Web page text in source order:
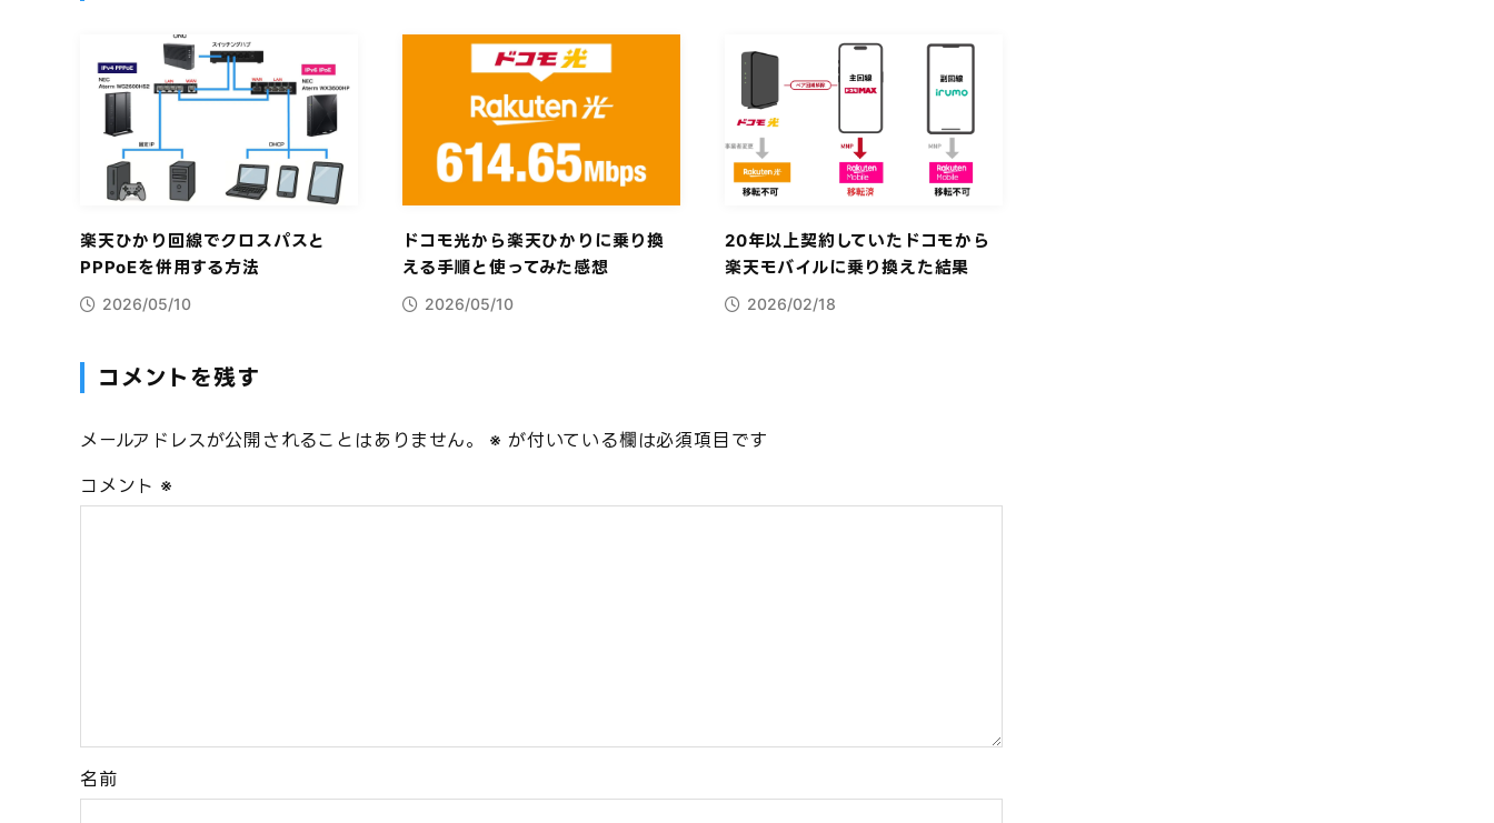
楽天ひかり回線でクロスパスと
PPPoEを併用する方法
2026/05/10
ドコモ光から楽天ひかりに乗り換
える手順と使ってみた感想
2026/05/10
20年以上契約していたドコモから
楽天モバイルに乗り換えた結果
2026/02/18
コメントを残す
メールアドレスが公開されることはありません。 ※ が付いている欄は必須項目です
コメント ※
名前